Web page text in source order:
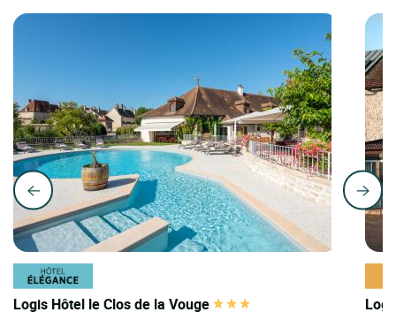
Logis Hôtel le Clos de la Vouge